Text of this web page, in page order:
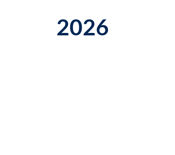
2026